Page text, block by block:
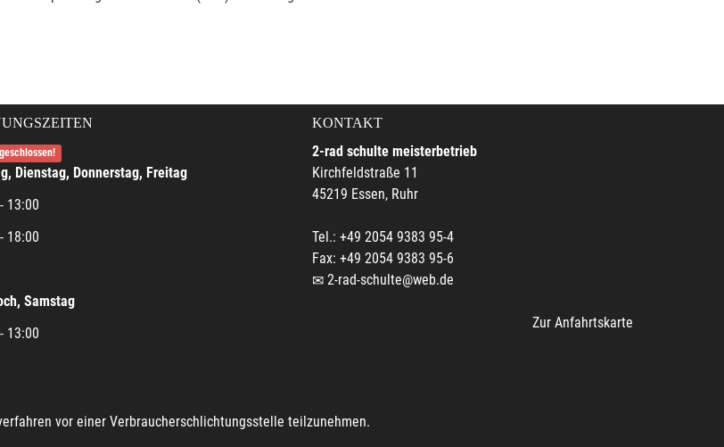
Dienstag, Donnerstag, Freitag
13:00
18:00
Samstag
13:00
KONTAKT
2-rad schulte meisterbetrieb
Kirchfeldstraße 11
45219 Essen, Ruhr
Tel.: +49 2054 9383 95-4
Fax: +49 2054 9383 95-6
2-rad-schulte@web.de
Zur Anfahrtskarte
vor einer Verbraucherschlichtungsstelle teilzunehmen.